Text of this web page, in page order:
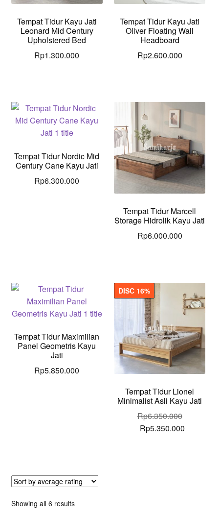
Tempat Tidur Kayu Jati
Leonard Mid Century
Upholstered Bed
Rp1.300.000
Tempat Tidur Kayu Jati
Oliver Floating Wall
Headboard
Rp2.600.000
Tempat Tidur Nordic Mid
Century Cane Kayu Jati
Rp6.300.000
Tempat Tidur Marcell
Storage Hidrolik Kayu Jati
Rp6.000.000
Tempat Tidur Maximilian
Panel Geometris Kayu
Jati
Rp5.850.000
Tempat Tidur Lionel
Minimalist Asli Kayu Jati
DISC 16%
Rp6.350.000
Original
Rp5.350.000Current
Showing all 6 resultsSorted